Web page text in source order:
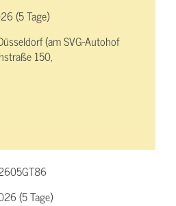
(5 Tage)
(am SVG-Autohof
150,
(5 Tage)